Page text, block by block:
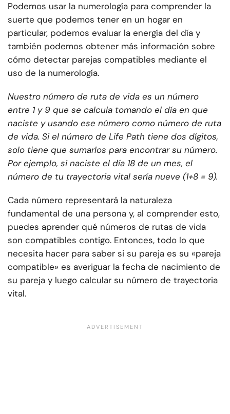
Podemos usar la numerología para comprender la
suerte que podemos tener en un hogar en
particular, podemos evaluar la energía del día y
también podemos obtener más información sobre
cómo detectar parejas compatibles mediante el
uso de la numerología.
Nuestro número de ruta de vida es un número
entre 1 y 9 que se calcula tomando el día en que
naciste y usando ese número como número de ruta
de vida. Si el número de Life Path tiene dos dígitos,
solo tiene que sumarlos para encontrar su número.
Por ejemplo, si naciste el día 18 de un mes, el
número de tu trayectoria vital sería nueve (1+8 = 9).
Cada número representará la naturaleza
fundamental de una persona y, al comprender esto,
puedes aprender qué números de rutas de vida
son compatibles contigo. Entonces, todo lo que
necesita hacer para saber si su pareja es su «pareja
compatible» es averiguar la fecha de nacimiento de
su pareja y luego calcular su número de trayectoria
vital.